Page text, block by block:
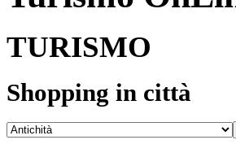
TURISMO
Shopping in città